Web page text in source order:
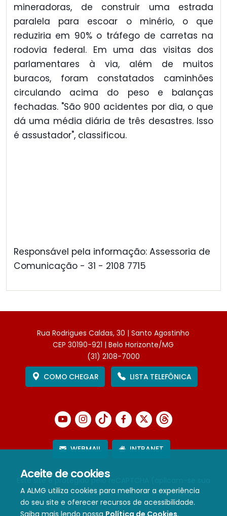
Aceite de cookies
A ALMG utiliza cookies para melhorar a experiência
do seu site e oferecer recursos de acessibilidade.
Saiba mais lendo nossa Política de Cookies.
mineradoras, de construir uma estrada
paralela para escoar o minério, o que
reduziria em 90% o tráfego de carretas na
rodovia federal. Em uma das visitas dos
parlamentares à via, além de muitos
buracos, foram constatados caminhões
circulando acima do peso e balanças
fechadas. "São 900 acidentes por dia, o que
dá uma média diária de três desastres. Isso
é assustador", classificou.
Responsável pela informação: Assessoria de
Comunicação - 31 - 2108 7715
Rua Rodrigues Caldas, 30 | Santo Agostinho
CEP 30190-921 | Belo Horizonte/MG
(31) 2108-7000
COMO CHEGAR
LISTA TELEFÔNICA
WEBMAIL INTRANET
Este site é protegido pelo reCAPTCHA (aplicam-se sua
Política de PrivacidadeeTermos de Serviço).